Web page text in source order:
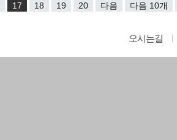
17 18 19 20 다음 다음 10개
오시는길